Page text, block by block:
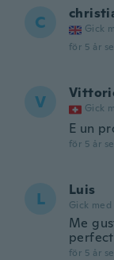
C Gick
för 5 år
V Gick
E un
för 5 år
L Luis
Gick med
Me
för 5 år